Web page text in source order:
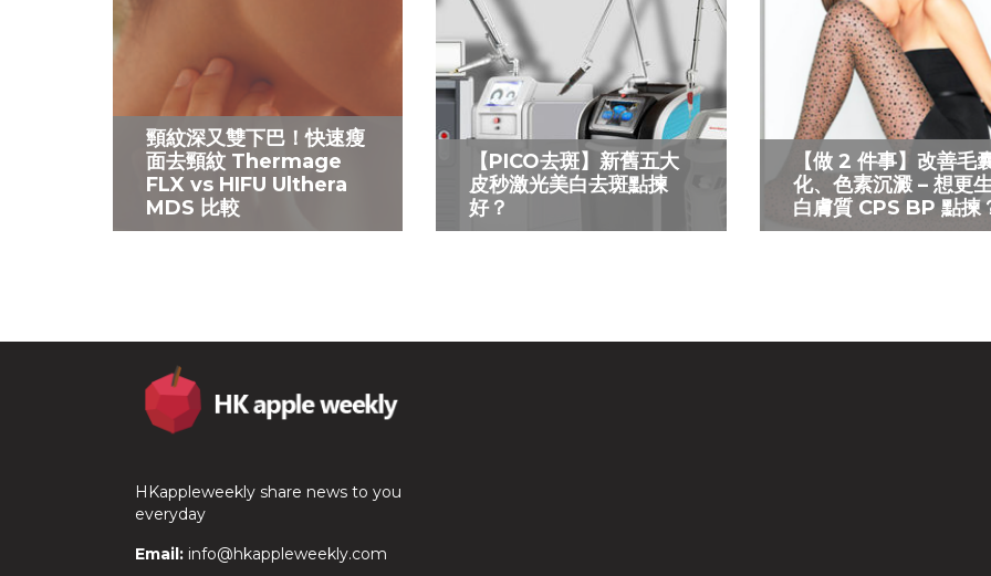
頸紋深又雙下巴！快速瘦
面去頸紋 Thermage
FLX vs HIFU Ulthera
MDS 比較
【PICO去斑】新舊五大
皮秒激光美白去斑點揀
好？
【做 2 件事】改善毛
化、色素沉澱 – 想更
白膚質 CPS BP 點揀
HKappleweekly share news to you
everyday
Email: info@hkappleweekly.com